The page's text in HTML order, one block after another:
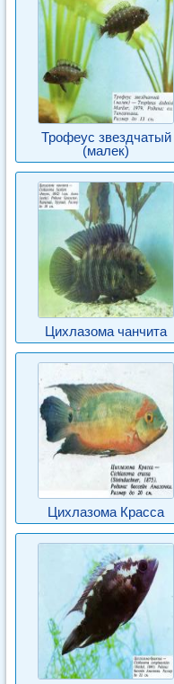
Трофеус звездчатый
(малек)
Цихлазома чанчита
Цихлазома Красса